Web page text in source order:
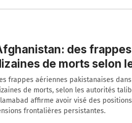
des
de morts selon
frappes aériennes pakistanaises
de morts, selon les autorités
affirme avoir visé des
frontalières persistantes.